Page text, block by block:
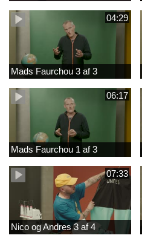
04:29
Mads Faurchou 3 af 3
06:17
Mads Faurchou 1 af 3
07:33
Nico og Andres 3 af 4